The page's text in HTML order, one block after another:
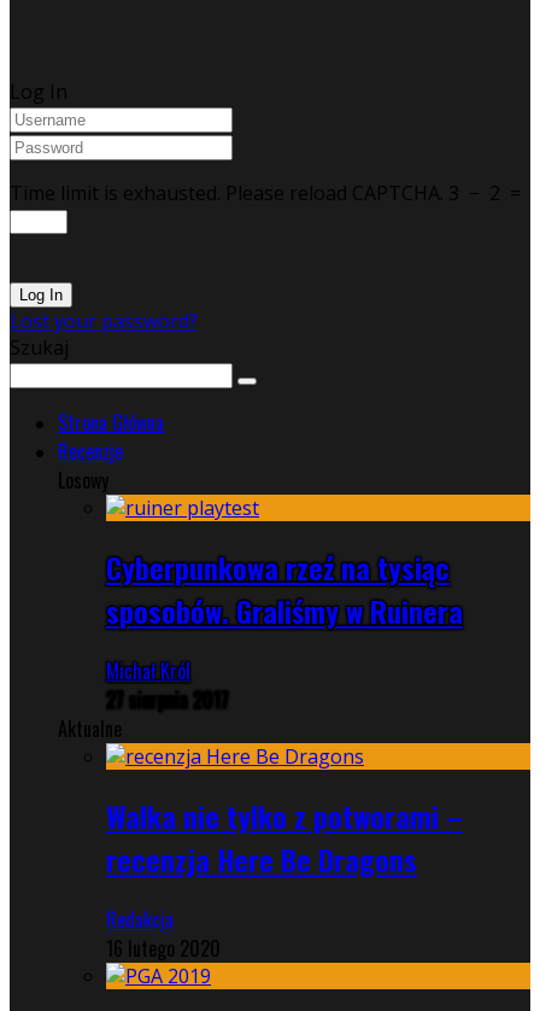
Log In
Time limit is exhausted. Please reload CAPTCHA. 3 − 2 =
Lost your password?
Szukaj
Strona Główna
Recenzje
Losowy
Cyberpunkowa rzeź na tysiąc
sposobów. Graliśmy w Ruinera
Michał Król
27 sierpnia 2017
Aktualne
Walka nie tylko z potworami –
recenzja Here Be Dragons
Redakcja
16 lutego 2020